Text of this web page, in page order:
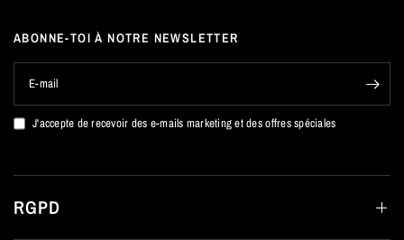
ABONNE-TOI À NOTRE NEWSLETTER
E-mail
J'accepte de recevoir des e-mails marketing et des offres spéciales
RGPD